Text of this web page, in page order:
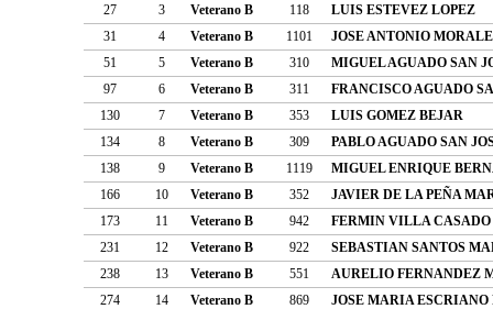
27
3 Veterano B 118
LUIS ESTEVEZ LOPEZ
31
4 Veterano B 1101
JOSE ANTONIO
51
5 Veterano B 310
MIGUEL AGUADO SAN
97
6 Veterano B 311
FRANCISCO AGUADO
130
7 Veterano B 353
LUIS GOMEZ BEJAR
134
8 Veterano B 309
PABLO AGUADO SAN
138
9 Veterano B 1119
MIGUEL ENRIQUE
166
10 Veterano B 352
JAVIER DE LA PEÑA
173
11 Veterano B 942
FERMIN VILLA CASADO
231
12 Veterano B 922
SEBASTIAN SANTOS
238
13 Veterano B 551
AURELIO FERNANDEZ
274
14 Veterano B 869
JOSE MARIA ESCRIANO